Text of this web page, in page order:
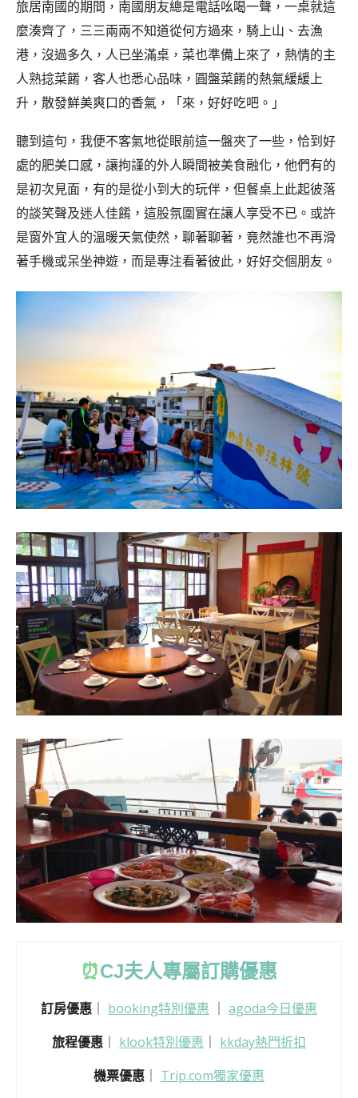
旅居南國的期間，南國朋友總是電話吆喝一聲，一桌就這
麼湊齊了，三三兩兩不知道從何方過來，騎上山、去漁
港，沒過多久，人已坐滿桌，菜也準備上來了，熱情的主
人熟捻菜餚，客人也悉心品味，圓盤菜餚的熱氣緩緩上
升，散發鮮美爽口的香氣，「來，好好吃吧。」
聽到這句，我便不客氣地從眼前這一盤夾了一些，恰到好
處的肥美口感，讓拘謹的外人瞬間被美食融化，他們有的
是初次見面，有的是從小到大的玩伴，但餐桌上此起彼落
的談笑聲及迷人佳餚，這股氛圍實在讓人享受不已。或許
是窗外宜人的溫暖天氣使然，聊著聊著，竟然誰也不再滑
著手機或呆坐神遊，而是專注看著彼此，好好交個朋友。
⏰CJ夫人專屬訂購優惠
訂房優惠 booking特別優惠
agoda今日優惠
旅程優惠
klook特別優惠
kkday熱門折扣
機票優惠 ｜ Trip.com獨家優惠